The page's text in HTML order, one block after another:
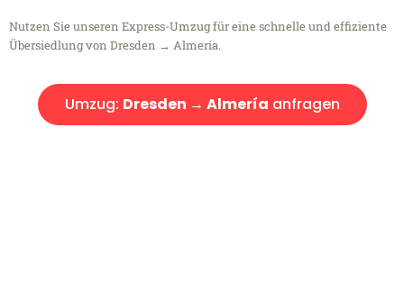
Nutzen Sie unseren Express-Umzug für eine schnelle und effiziente
Übersiedlung von Dresden → Almería.
Umzug: Dresden → Almería anfragen